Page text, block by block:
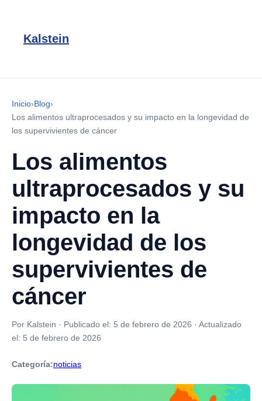
Kalstein
Inicio›Blog›
Los alimentos ultraprocesados y su impacto en la longevidad de
los supervivientes de cáncer
Los alimentos
ultraprocesados y su
impacto en la
longevidad de los
supervivientes de
cáncer
Por Kalstein · Publicado el: 5 de febrero de 2026 · Actualizado
el: 5 de febrero de 2026
Categoría:noticias